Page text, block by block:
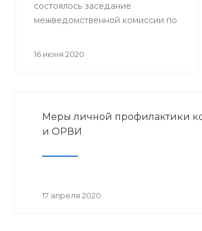
состоялось заседание
межведомственной комиссии по
Зиннуровой. В нем приняли
участие представители
16 июня 2020
Меры личной профилактики
и ОРВИ
17 апреля 2020